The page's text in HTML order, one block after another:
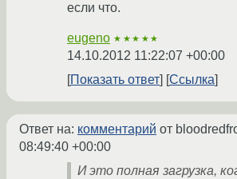
если что.
eugeno ★★★★★
14.10.2012 11:22:07 +00:00
Показать ответ
Ссылка
Ответ на: комментарий от
08:49:40 +00:00
И это полная загрузка,